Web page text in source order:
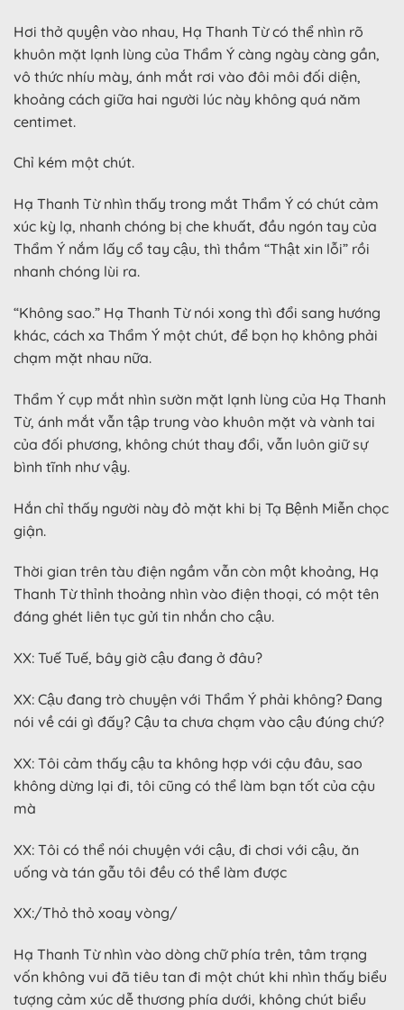
Hơi thở quyện vào nhau, Hạ Thanh Từ có thể nhìn rõ
khuôn mặt lạnh lùng của Thẩm Ý càng ngày càng gần,
vô thức nhíu mày, ánh mắt rơi vào đôi môi đối diện,
khoảng cách giữa hai người lúc này không quá năm
centimet.
Chỉ kém một chút.
Hạ Thanh Từ nhìn thấy trong mắt Thẩm Ý có chút cảm
xúc kỳ lạ, nhanh chóng bị che khuất, đầu ngón tay của
Thẩm Ý nắm lấy cổ tay cậu, thì thầm “Thật xin lỗi” rồi
nhanh chóng lùi ra.
“Không sao.” Hạ Thanh Từ nói xong thì đổi sang hướng
khác, cách xa Thẩm Ý một chút, để bọn họ không phải
chạm mặt nhau nữa.
Thẩm Ý cụp mắt nhìn sườn mặt lạnh lùng của Hạ Thanh
Từ, ánh mắt vẫn tập trung vào khuôn mặt và vành tai
của đối phương, không chút thay đổi, vẫn luôn giữ sự
bình tĩnh như vậy.
Hắn chỉ thấy người này đỏ mặt khi bị Tạ Bệnh Miễn chọc
giận.
Thời gian trên tàu điện ngầm vẫn còn một khoảng, Hạ
Thanh Từ thỉnh thoảng nhìn vào điện thoại, có một tên
đáng ghét liên tục gửi tin nhắn cho cậu.
XX: Tuế Tuế, bây giờ cậu đang ở đâu?
XX: Cậu đang trò chuyện với Thẩm Ý phải không? Đang
nói về cái gì đấy? Cậu ta chưa chạm vào cậu đúng chứ?
XX: Tôi cảm thấy cậu ta không hợp với cậu đâu, sao
không dừng lại đi, tôi cũng có thể làm bạn tốt của cậu
mà
XX: Tôi có thể nói chuyện với cậu, đi chơi với cậu, ăn
uống và tán gẫu tôi đều có thể làm được
XX:/Thỏ thỏ xoay vòng/
Hạ Thanh Từ nhìn vào dòng chữ phía trên, tâm trạng
vốn không vui đã tiêu tan đi một chút khi nhìn thấy biểu
tượng cảm xúc dễ thương phía dưới, không chút biểu